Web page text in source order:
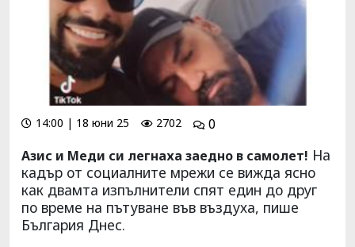
14:00 | 18 юни 25 2702
0
Азис и Меди си легнаха заедно в самолет! На
кадър от социалните мрежи се вижда ясно
как двамта изпълнители спят един до друг
по време на пътуване във въздуха, пише
България Днес.